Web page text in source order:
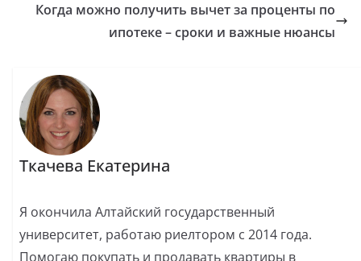
Когда можно получить вычет за проценты по
ипотеке – сроки и важные нюансы
Ткачева Екатерина
Я окончила Алтайский государственный
университет, работаю риелтором с 2014 года.
Помогаю покупать и продавать квартиры в